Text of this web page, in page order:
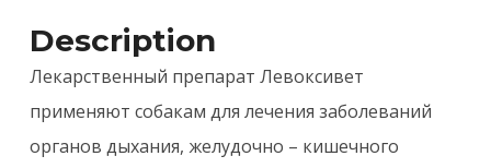
Description
Лекарственный препарат Левоксивет
применяют собакам для лечения заболеваний
органов дыхания, желудочно – кишечного